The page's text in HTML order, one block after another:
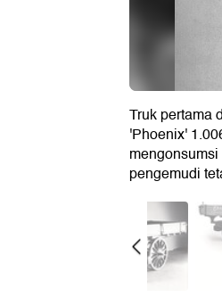
Truk pertama
'Phoenix'
pengemudi